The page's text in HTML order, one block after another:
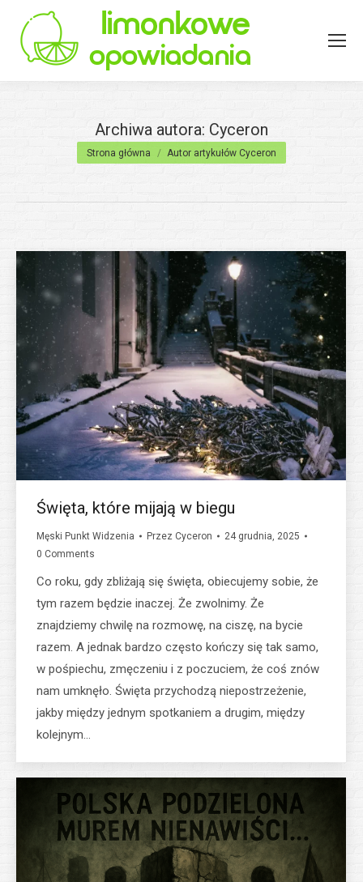
Archiwa autora: Cyceron
Jesteś tutaj:
Strona główna Autor artykułów Cyceron
Święta, które mijają w biegu
Męski Punkt Widzenia Przez Cyceron
24 grudnia, 2025
0 Comments
Co roku, gdy zbliżają się święta, obiecujemy sobie, że
tym razem będzie inaczej. Że zwolnimy. Że
znajdziemy chwilę na rozmowę, na ciszę, na bycie
razem. A jednak bardzo często kończy się tak samo,
w pośpiechu, zmęczeniu i z poczuciem, że coś znów
nam umknęło. Święta przychodzą niepostrzeżenie,
jakby między jednym spotkaniem a drugim, między
kolejnym…